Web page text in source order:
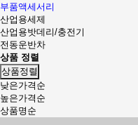
부품액세서리
산업용세제
산업용밧데리/충전기
전동운반차
상품 정렬
상품정렬
낮은가격순
높은가격순
상품명순